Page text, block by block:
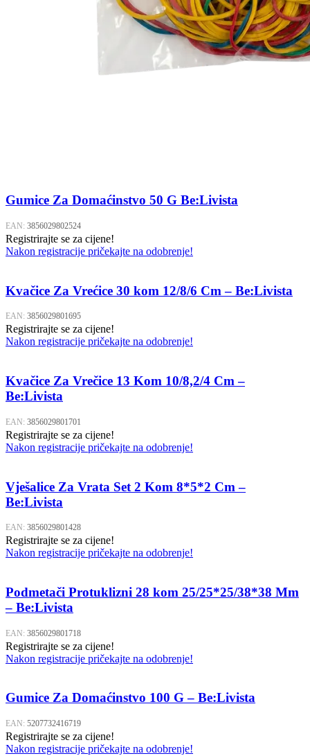
Gumice Za Domaćinstvo 50 G Be:Livista
EAN: 3856029802524
Registrirajte se za cijene!
Nakon registracije pričekajte na odobrenje!
Kvačice Za Vrećice 30 kom 12/8/6 Cm – Be:Livista
EAN: 3856029801695
Registrirajte se za cijene!
Nakon registracije pričekajte na odobrenje!
Kvačice Za Vrečice 13 Kom 10/8,2/4 Cm –
Be:Livista
EAN: 3856029801701
Registrirajte se za cijene!
Nakon registracije pričekajte na odobrenje!
Vješalice Za Vrata Set 2 Kom 8*5*2 Cm –
Be:Livista
EAN: 3856029801428
Registrirajte se za cijene!
Nakon registracije pričekajte na odobrenje!
Podmetači Protuklizni 28 kom 25/25*25/38*38 Mm
– Be:Livista
EAN: 3856029801718
Registrirajte se za cijene!
Nakon registracije pričekajte na odobrenje!
Gumice Za Domaćinstvo 100 G – Be:Livista
EAN: 5207732416719
Registrirajte se za cijene!
Nakon registracije pričekajte na odobrenje!